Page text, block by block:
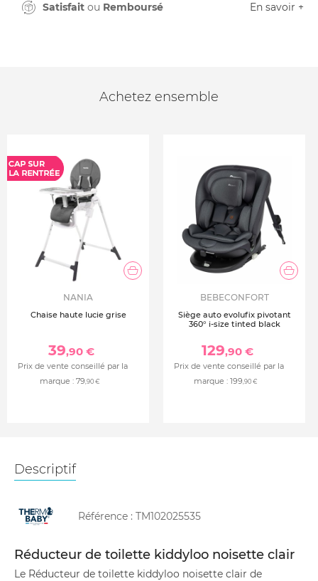
Satisfait ou Remboursé En savoir +
Achetez ensemble
NANIA
Chaise haute lucie grise
39,90 €
Prix de vente conseillé par la
marque : 79,90 €
BEBECONFORT
Siège auto evolufix pivotant
360° i-size tinted black
129,90 €
Prix de vente conseillé par la
marque : 199,90 €
Descriptif
Référence : TM102025535
Réducteur de toilette kiddyloo noisette clair
Le Réducteur de toilette kiddyloo noisette clair de